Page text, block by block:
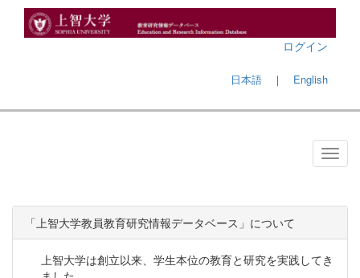
ログイン
日本語 ｜ English
「上智大学教員教育研究情報データベース」について
上智大学は創立以来、学生本位の教育と研究を実践してき